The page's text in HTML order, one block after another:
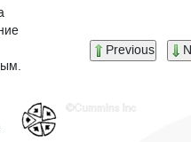
Previous